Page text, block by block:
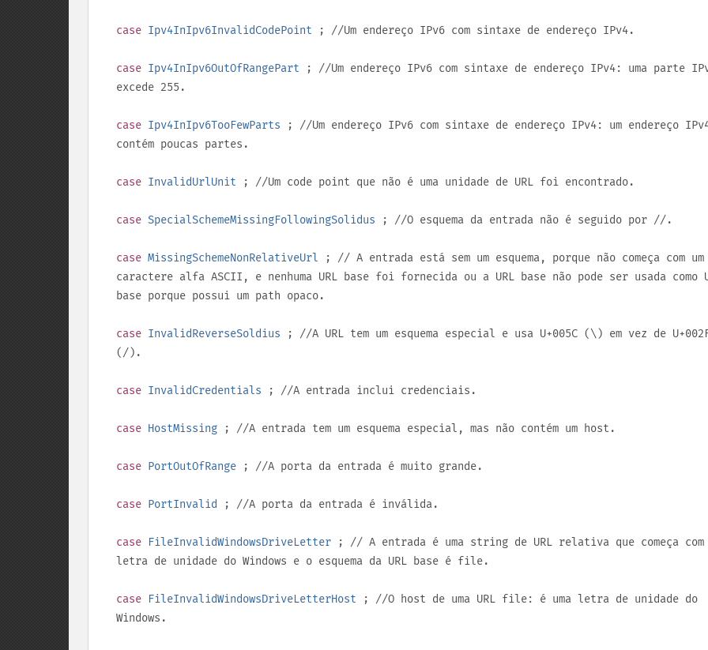
case Ipv4InIpv6InvalidCodePoint ; //Um endereço IPv6 com sintaxe de endereço IPv4.
case Ipv4InIpv6OutOfRangePart ; //Um endereço IPv6 com sintaxe de endereço IPv4: uma parte
excede 255 .
case Ipv4InIpv6TooFewParts ; //Um endereço IPv6 com sintaxe de endereço IPv4: um endereço
contém poucas partes.
case InvalidUrlUnit ; //Um code point que não é uma unidade de URL foi encontrado.
case SpecialSchemeMissingFollowingSolidus ; //O esquema da entrada não é seguido por //.
case MissingSchemeNonRelativeUrl ; // A entrada está sem um esquema, porque não começa com um
caractere alfa ASCII, e nenhuma URL base foi fornecida ou a URL base não pode ser usada como
base porque possui um path opaco.
case InvalidReverseSoldius ; //A URL tem um esquema especial e usa U+005C (\ ) em vez de
(/).
case InvalidCredentials ; //A entrada inclui credenciais.
case HostMissing ; //A entrada tem um esquema especial, mas não contém um host.
case PortOutOfRange ; //A porta da entrada é muito grande.
case PortInvalid ; //A porta da entrada é inválida.
case FileInvalidWindowsDriveLetter ; // A entrada é uma string de URL relativa que começa com
letra de unidade do Windows e o esquema da URL base é file.
case FileInvalidWindowsDriveLetterHost ; //O host de uma URL file:
é uma letra de unidade do
Windows.